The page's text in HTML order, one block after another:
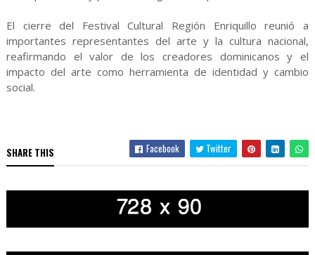
El cierre del Festival Cultural Región Enriquillo reunió a
importantes representantes del arte y la cultura nacional,
reafirmando el valor de los creadores dominicanos y el
impacto del arte como herramienta de identidad y cambio
social.
SHARE THIS Facebook Twitter